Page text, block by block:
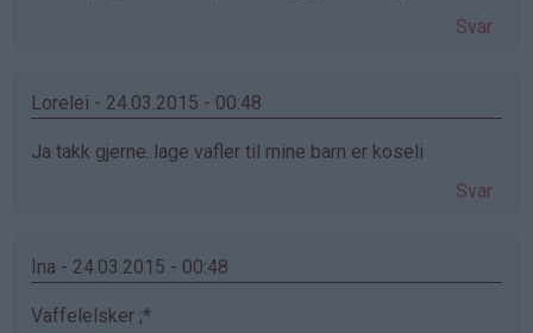
Svar
Lorelei - 24.03.2015 - 00:48
Ja takk gjerne..lage vafler til mine barn er koseli
Svar
Ina - 24.03.2015 - 00:48
Vaffelelsker ;*